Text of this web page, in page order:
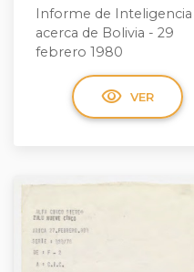
Informe de Inteligencia
acerca de Bolivia - 29
febrero 1980
visibility VER